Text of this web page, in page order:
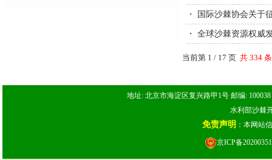
・ 国际沙棘协会关于
・ 全球沙棘资源权威
当前第 1 / 17 页 共 334
地址: 北京市海淀区复兴路甲1号 邮编:
水利部沙棘
免责声明 ：本网站
京ICP备